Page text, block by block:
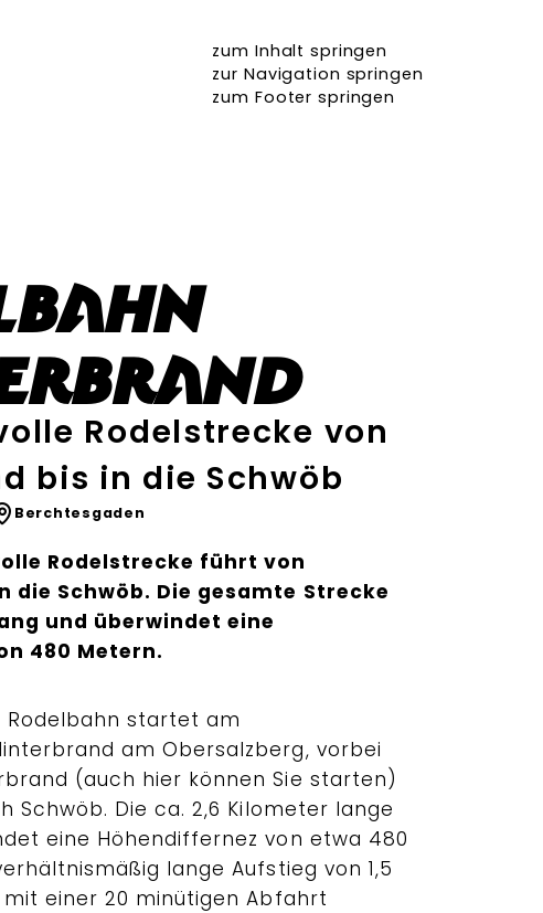
zum Inhalt springen
zur Navigation springen
zum Footer springen
Rodelstrecke von
bis in die Schwöb
Berchtesgaden
Rodelstrecke führt von
die Schwöb. Die gesamte Strecke
und überwindet eine
480 Metern.
Rodelbahn startet am
am Obersalzberg, vorbei
(auch hier können Sie starten)
Schwöb. Die ca. 2,6 Kilometer lange
eine Höhendiffernez von etwa 480
lange Aufstieg von 1,5
einer 20 minütigen Abfahrt